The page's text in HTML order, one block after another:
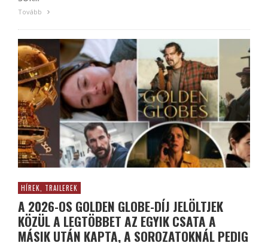
Tovább
HÍREK, TRAILEREK
A 2026-OS GOLDEN GLOBE-DÍJ JELÖLTJEK
KÖZÜL A LEGTÖBBET AZ EGYIK CSATA A
MÁSIK UTÁN KAPTA, A SOROZATOKNÁL PEDIG